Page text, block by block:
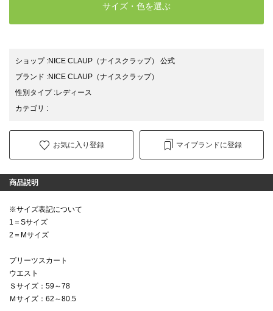
サイズ・色を選ぶ
ショップ:NICE CLAUP（ナイスクラップ） 公式
ブランド :NICE CLAUP （ナイスクラップ）
性別タイプ:レディース
カテゴリ :
お気に入り登録 マイブランドに登録
商品説明
※サイズ表記について
1＝Sサイズ
2＝Mサイズ
プリーツスカート
ウエスト
Ｓサイズ：59～78
Ｍサイズ：62～80.5